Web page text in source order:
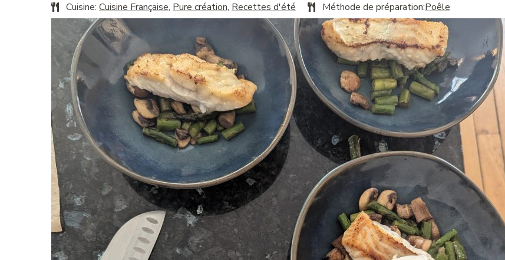
Cuisine: Cuisine Française, Pure création, Recettes d'été Méthode de préparation:Poêle